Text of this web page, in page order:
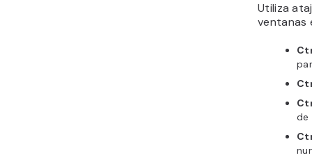
Utiliza
ventanas
de